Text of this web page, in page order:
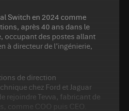
Switch en 2024 comme
après 40 ans dans le
occupant des postes allant
à directeur de l’ingénierie,
de direction
chez Ford et Jaguar
rejoindre Tevva, fabricant de
comme COO puis CEO.